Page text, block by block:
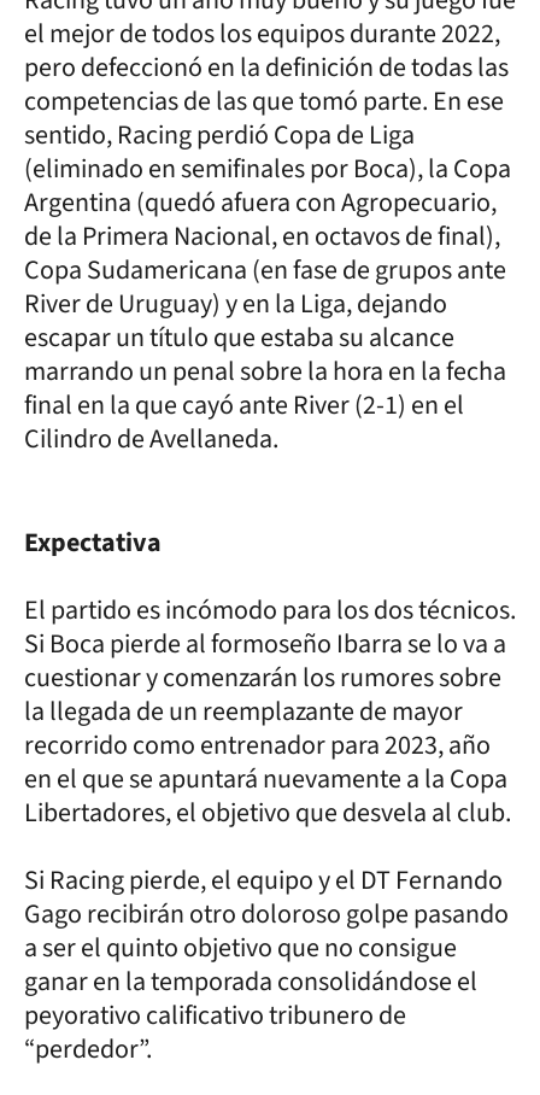
el mejor de todos los equipos durante 2022,
pero defeccionó en la definición de todas las
competencias de las que tomó parte. En ese
sentido, Racing perdió Copa de Liga
(eliminado en semifinales por Boca), la Copa
Argentina (quedó afuera con Agropecuario,
de la Primera Nacional, en octavos de final),
Copa Sudamericana (en fase de grupos ante
River de Uruguay) y en la Liga, dejando
escapar un título que estaba su alcance
marrando un penal sobre la hora en la fecha
final en la que cayó ante River (2-1) en el
Cilindro de Avellaneda.
Expectativa
El partido es incómodo para los dos técnicos.
Si Boca pierde al formoseño Ibarra se lo va a
cuestionar y comenzarán los rumores sobre
la llegada de un reemplazante de mayor
recorrido como entrenador para 2023, año
en el que se apuntará nuevamente a la Copa
Libertadores, el objetivo que desvela al club.
Si Racing pierde, el equipo y el DT Fernando
Gago recibirán otro doloroso golpe pasando
a ser el quinto objetivo que no consigue
ganar en la temporada consolidándose el
peyorativo calificativo tribunero de
“perdedor”.